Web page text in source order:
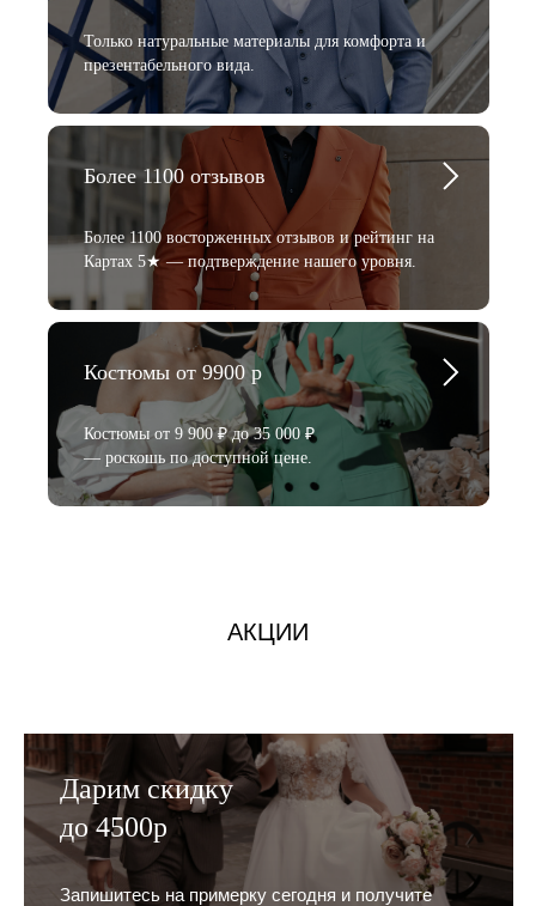
Только натуральные материалы для комфорта и
презентабельного вида.
Более 1100 отзывов
Более 1100 восторженных отзывов и рейтинг на
Картах 5★ — подтверждение нашего уровня.
Костюмы от 9900 р
Костюмы от 9 900 ₽ до 35 000 ₽
— роскошь по доступной цене.
АКЦИИ
Дарим скидку
до 4500р
Запишитесь на примерку сегодня и получите